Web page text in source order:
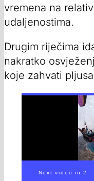
vremena na
udaljenostima.
Drugim riječima
nakratko
koje zahvati
00:00/ 00:42